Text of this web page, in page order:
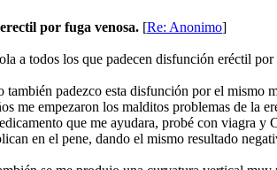
por fuga venosa. [Re: Anonimo]
a todos los que padecen disfunción eréctil por
también padezco esta disfunción por el mismo
me empezaron los malditos problemas de la
que me ayudara, probé con viagra y
en el pene, dando el mismo resultado